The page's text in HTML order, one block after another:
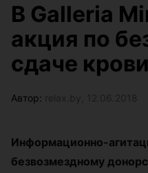
В Galleria
акция по
сдаче крови
Автор:
Информационно-
безвозмездному